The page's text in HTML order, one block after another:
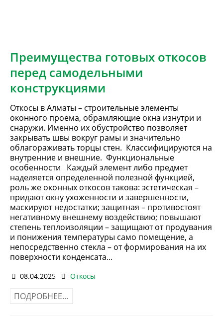
Преимущества готовых откосов
перед самодельными
конструкциями
Откосы в Алматы – строительные элементы
оконного проема, обрамляющие окна изнутри и
снаружи. Именно их обустройство позволяет
закрывать швы вокруг рамы и значительно
облагораживать торцы стен. Классифицируются на
внутренние и внешние. Функциональные
особенности Каждый элемент либо предмет
наделяется определенной полезной функцией,
роль же оконных откосов такова: эстетическая –
придают окну ухоженности и завершенности,
маскируют недостатки; защитная – противостоят
негативному внешнему воздействию; повышают
степень теплоизоляции – защищают от продувания
и понижения температуры само помещение, а
непосредственно стекла – от формирования на их
поверхности конденсата...
08.04.2025 Откосы
ПОДРОБНЕЕ...